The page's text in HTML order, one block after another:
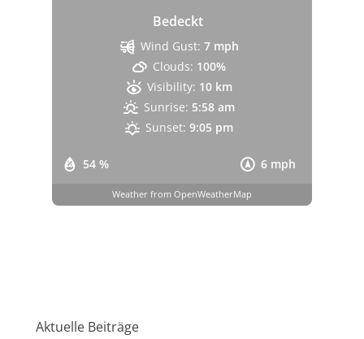
Bedeckt
54 % 6 mph
Wind Gust: 7 mph
Clouds: 100%
Visibility: 10 km
Sunrise: 5:58 am
Sunset: 9:05 pm
Weather from OpenWeatherMap
Aktuelle Beiträge